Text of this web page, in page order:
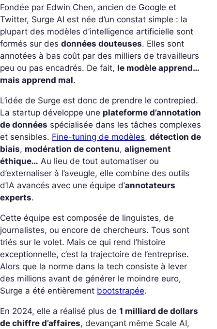
Fondée par Edwin Chen, ancien de Google et
Twitter, Surge AI est née d’un constat simple : la
plupart des modèles d’intelligence artificielle sont
formés sur des données douteuses. Elles sont
annotées à bas coût par des milliers de travailleurs
peu ou pas encadrés. De fait, le modèle apprend…
mais apprend mal.
L’idée de Surge est donc de prendre le contrepied.
La startup développe une plateforme d’annotation
de données spécialisée dans les tâches complexes
et sensibles. Fine-tuning de modèles, détection de
biais, modération de contenu, alignement
éthique… Au lieu de tout automatiser ou
d’externaliser à l’aveugle, elle combine des outils
d’IA avancés avec une équipe d’annotateurs
experts.
Cette équipe est composée de linguistes, de
journalistes, ou encore de chercheurs. Tous sont
triés sur le volet. Mais ce qui rend l’histoire
exceptionnelle, c’est la trajectoire de l’entreprise.
Alors que la norme dans la tech consiste à lever
des millions avant de générer le moindre euro,
Surge a été entièrement bootstrapée.
En 2024, elle a réalisé plus de 1 milliard de dollars
de chiffre d’affaires, devançant même Scale AI,